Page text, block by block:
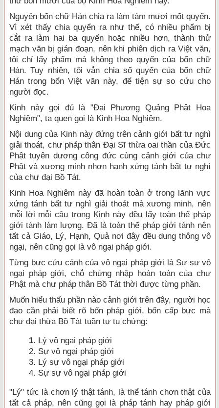
Nguyên bổn chữ Hán chia ra làm tám mươi mốt quyển.
Vì xét thấy chia quyển ra như thế, có nhiều phẩm bị
cắt ra làm hai ba quyển hoặc nhiều hơn, thành thử
mạch văn bị gián đoạn, nên khi phiên dịch ra Việt văn,
tôi chỉ lấy phẩm mà không theo quyển của bổn chữ
Hán. Tuy nhiên, tôi vẫn chia số quyển của bổn chữ
Hán trong bổn Việt văn này, để tiện sự so cứu cho
người đọc.
Kinh này gọi đủ là "Ðại Phương Quảng Phật Hoa
Nghiêm", ta quen gọi là Kinh Hoa Nghiêm.
Nội dung của Kinh này đứng trên cảnh giới bất tư nghì
giải thoát, chư pháp thân Ðại Sĩ thừa oai thần của Ðức
Phật tuyên dương công đức cùng cảnh giới của chư
Phật và xương minh nhơn hạnh xứng tánh bất tư nghì
của chư đại Bồ Tát.
Kinh Hoa Nghiêm này đã hoàn toàn ở trong lãnh vực
xứng tánh bất tư nghì giải thoát mà xương minh, nên
mỗi lời mỗi câu trong Kinh này đều lấy toàn thể pháp
giới tánh làm lượng. Ðã là toàn thể pháp giới tánh nên
tất cả Giáo, Lý, Hạnh, Quả nơi đây đều dung thông vô
ngại, nên cũng gọi là vô ngại pháp giới.
Từng bực cứu cánh của vô ngại pháp giới là Sự sự vô
ngại pháp giới, chỗ chứng nhập hoàn toàn của chư
Phật mà chư pháp thân Bồ Tát thời được từng phần.
Muốn hiểu thấu phần nào cảnh giới trên đây, người học
đạo cần phải biết rõ bốn pháp giới, bốn cấp bực mà
chư đại thừa Bồ Tát tuần tự tu chứng:
1. Lý vô ngại pháp giới
2. Sự vô ngại pháp giới
3. Lý sự vô ngại pháp giới
4. Sự sự vô ngại pháp giới
"Lý" tức là chơn lý thật tánh, là thể tánh chơn thật của
tất cả pháp, nên cũng gọi là pháp tánh hay pháp giới